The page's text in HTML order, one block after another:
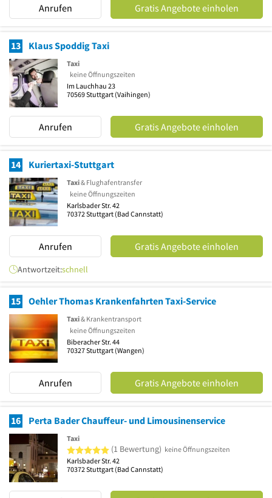
Anrufen Gratis Angebote einholen
13 Klaus Spoddig Taxi
Taxi
keine Öffnungszeiten
Im Lauchhau 23
70569Stuttgart (Vaihingen)
Anrufen Gratis Angebote einholen
14 Kuriertaxi-Stuttgart
Taxi& Flughafentransfer
keine Öffnungszeiten
Karlsbader Str. 42
70372 Stuttgart (Bad Cannstatt)
Anrufen Gratis Angebote einholen
Antwortzeit:schnell
15 Oehler Thomas Krankenfahrten Taxi-Service
Taxi& Krankentransport
keine Öffnungszeiten
Biberacher Str. 44
70327Stuttgart (Wangen)
Anrufen Gratis Angebote einholen
16 Perta Bader Chauffeur- und Limousinenservice
Taxi
5 von 5 Sternen
(1 Bewertung) keine Öffnungszeiten
Karlsbader Str. 42
70372Stuttgart (Bad Cannstatt)